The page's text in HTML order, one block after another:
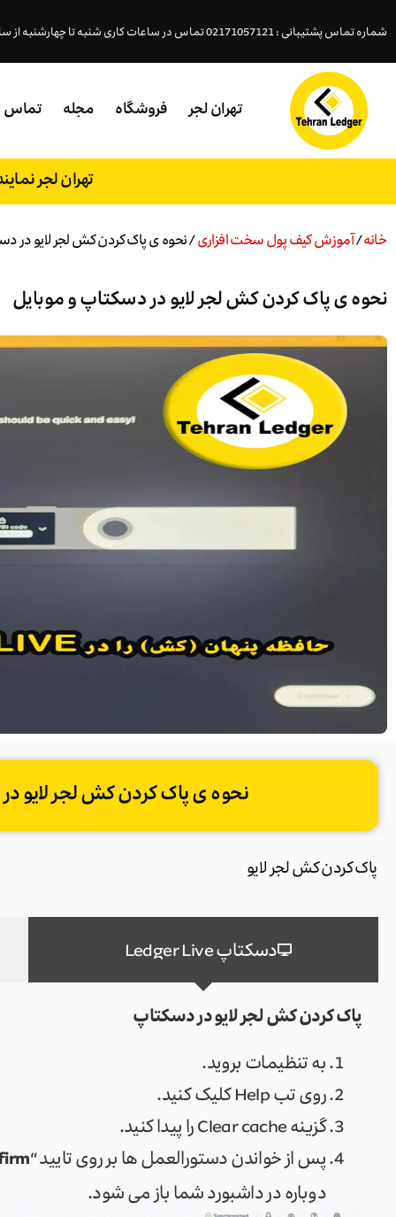
شماره تماس پشتیبانی : 02171057121 تماس در ساعات کاری شنبه تا چهارشنبه از ساعت ( 18- 9:45 )پنجشنبه (15 - 9:45 )
تهران لجر فروشگاه مجله تماس
تهران لجر
خانه/ آموزش کیف پول سخت افزاری / نحوه ی پاک کردن کش لجر لایو در
نحوه ی پاک کردن کش لجر لایو در دسکتاپ و موبایل
نحوه ی پاک کردن کش لجر لایو
پاک کردن کش لجر لایو
دسکتاپ Ledger Live
پاک کردن کش لجر لایو در دسکتاپ
به تنظیمات بروید.
روی تب Help کلیک کنید.
گزینه Clear cache را پیدا کنید.
پس از خواندن دستورالعمل ها بر روی تایید “
دوباره در داشبورد شما باز می شود.